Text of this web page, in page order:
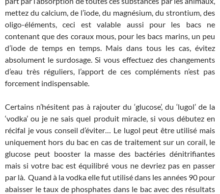
mettez du calcium, de l’iode, du magnésium, du strontium, des
oligo-éléments, ceci est valable aussi pour les bacs ne
contenant que des coraux mous, pour les bacs marins, un peu
d’iode de temps en temps. Mais dans tous les cas, évitez
absolument le surdosage. Si vous effectuez des changements
d’eau très réguliers, l’apport de ces compléments n’est pas
forcement indispensable.
Certains n’hésitent pas à rajouter du ‘glucose’, du ‘lugol’ de la
‘vodka’ ou je ne sais quel produit miracle, si vous débutez en
récifal je vous conseil d’éviter… Le lugol peut être utilisé mais
uniquement hors du bac en cas de traitement sur un corail, le
glucose peut booster la masse des bactéries dénitrifiantes
mais si votre bac est équilibré vous ne devriez pas en passer
par là. Quand à la vodka elle fut utilisé dans les années 90 pour
abaisser le taux de phosphates dans le bac avec des résultats